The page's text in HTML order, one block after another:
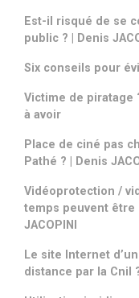
Est-il risqué de se
public ? | Denis
Six conseils pour
Victime de piratage
à avoir
Place de ciné pas
Pathé ? | Denis
Vidéoprotection /
temps peuvent être
JACOPINI
Le site Internet
distance par la Cnil